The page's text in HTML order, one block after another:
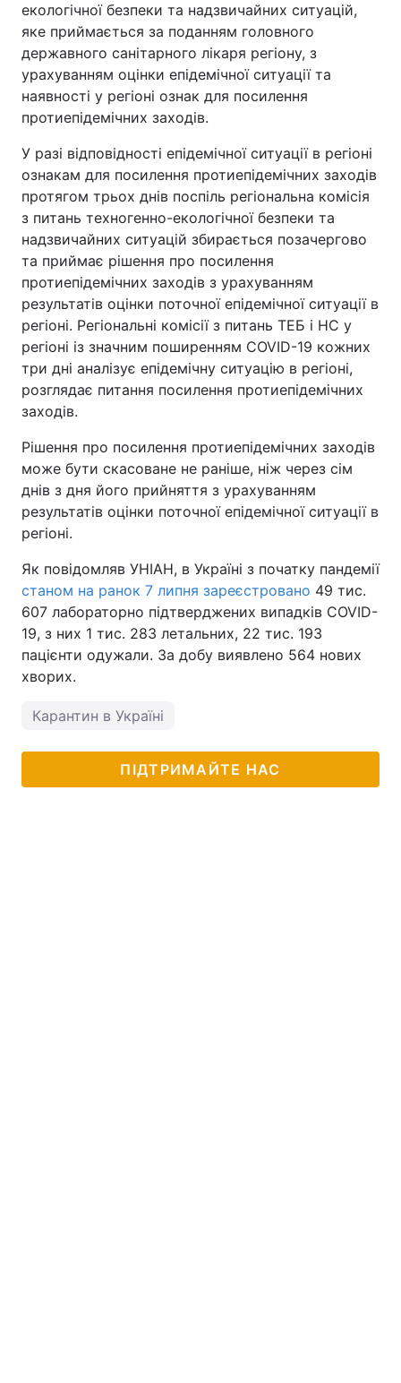
екологічної безпеки та надзвичайних ситуацій,
яке приймається за поданням головного
державного санітарного лікаря регіону, з
урахуванням оцінки епідемічної ситуації та
наявності у регіоні ознак для посилення
протиепідемічних заходів.
У разі відповідності епідемічної ситуації в регіоні
ознакам для посилення протиепідемічних заходів
протягом трьох днів поспіль регіональна комісія
з питань техногенно-екологічної безпеки та
надзвичайних ситуацій збирається позачергово
та приймає рішення про посилення
протиепідемічних заходів з урахуванням
результатів оцінки поточної епідемічної ситуації в
регіоні. Регіональні комісії з питань ТЕБ і НС у
регіоні із значним поширенням COVID-19 кожних
три дні аналізує епідемічну ситуацію в регіоні,
розглядає питання посилення протиепідемічних
заходів.
Рішення про посилення протиепідемічних заходів
може бути скасоване не раніше, ніж через сім
днів з дня його прийняття з урахуванням
результатів оцінки поточної епідемічної ситуації в
регіоні.
Як повідомляв УНІАН, в Україні з початку пандемії
станом на ранок 7 липня зареєстровано 49 тис.
607 лабораторно підтверджених випадків COVID-
19, з них 1 тис. 283 летальних, 22 тис. 193
пацієнти одужали. За добу виявлено 564 нових
хворих.
Карантин в Україні
ПІДТРИМАЙТЕ НАС